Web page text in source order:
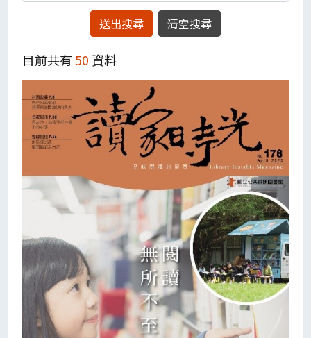
目前共有 50資料